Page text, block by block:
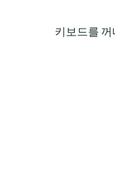
키보드를